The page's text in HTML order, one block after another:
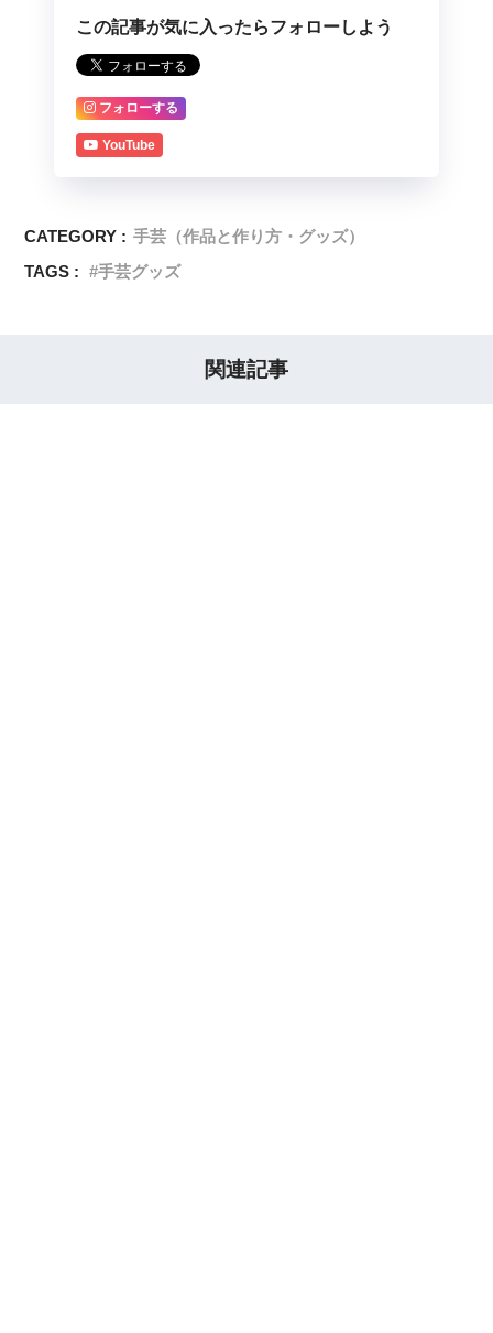
この記事が気に入ったらフォローしよう
フォローする
YouTube
CATEGORY : 手芸（作品と作り方・グッズ）
TAGS :
手芸グッズ
関連記事